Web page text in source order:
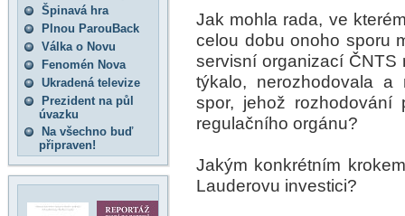
Špinavá hra
Plnou ParouBack
Válka o Novu
Fenomén Nova
Ukradená televize
Prezident na půl
úvazku
Na všechno buď
připraven!
Jak mohla rada, ve
celou dobu onoho sporu
servisní organizací
týkalo, nerozhodovala
spor, jehož rozhodování
regulačního orgánu?
Jakým konkrétním
Lauderovu investici?